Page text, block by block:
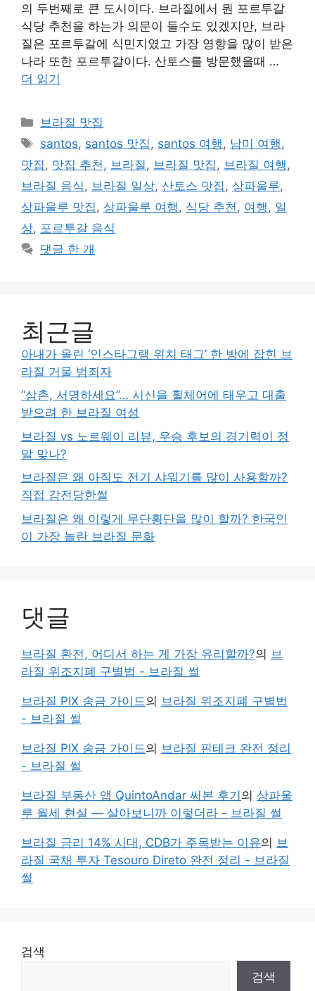
의 두번째로 큰 도시이다. 브라질에서 뭔 포르투갈
식당 추천을 하는가 의문이 들수도 있겠지만, 브라
질은 포르투갈에 식민지였고 가장 영향을 많이 받은
나라 또한 포르투갈이다. 산토스를 방문했을때 …
더 읽기
카
리
브라질 맛집
태
그
santos, santos 맛집 , santos 여행 , 남미 여행 ,
맛집 , 맛집 추천 , 브라질 , 브라질 맛집 , 브라질 여행 ,
브라질 음식 , 브라질 일상, 산토스 맛집 , 상파울루,
상파울루 맛집 , 상파울루 여행 , 식당 추천 , 여행 , 일
상, 포르투갈 음식
댓글 한 개
최근글
아내가 올린 ‘인스타그램 위치 태그’ 한 방에 잡힌 브
라질 거물 범죄자
“삼촌, 서명하세요”… 시신을 휠체어에 태우고 대출
받으려 한 브라질 여성
브라질 vs 노르웨이 리뷰, 우승 후보의 경기력이 정
말 맞나?
브라질은 왜 아직도 전기 샤워기를 많이 사용할까?
직접 감전당한썰
브라질은 왜 이렇게 무단횡단을 많이 할까? 한국인
이 가장 놀란 브라질 문화
댓글
브라질 환전, 어디서 하는 게 가장 유리할까?의 브
라질 위조지폐 구별법 - 브라질 썰
브라질 PIX 송금 가이드의 브라질 위조지폐 구별법
- 브라질 썰
브라질 PIX 송금 가이드의 브라질 핀테크 완전 정리
- 브라질 썰
브라질 부동산 앱 QuintoAndar 써본 후기의 상파울
루 월세 현실 — 살아보니까 이렇더라 - 브라질 썰
브라질 금리 14% 시대, CDB가 주목받는 이유의 브
라질 국채 투자 Tesouro Direto 완전 정리 - 브라질
썰
검색
검색